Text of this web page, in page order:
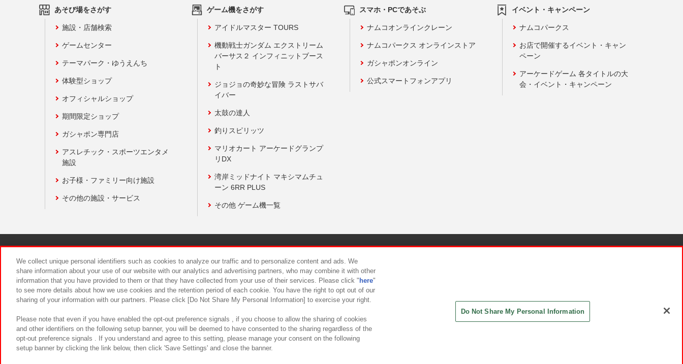
あそび場をさがす
施設・店舗検索
ゲームセンター
テーマパーク・ゆうえんち
体験型ショップ
オフィシャルショップ
期間限定ショップ
ガシャポン専門店
アスレチック・スポーツエンタメ
施設
お子様・ファミリー向け施設
その他の施設・サービス
ゲーム機をさがす
アイドルマスター TOURS
機動戦士ガンダム エクストリーム
バーサス２ インフィニットブース
ト
ジョジョの奇妙な冒険 ラストサバ
イバー
太鼓の達人
釣りスピリッツ
マリオカート アーケードグランプ
リDX
湾岸ミッドナイト マキシマムチュ
ーン 6RR PLUS
その他 ゲーム機一覧
スマホ・PCであそぶ
ナムコオンラインクレーン
ナムコパークス オンラインストア
ガシャポンオンライン
公式スマートフォンアプリ
イベント・キャンペーン
ナムコパークス
お店で開催するイベント・キャン
ペーン
アーケードゲーム 各タイトルの大
会・イベント・キャンペーン
食品のご提供について カスタマーハラスメント対応方針
We collect unique personal identifiers such as cookies to analyze our traffic and to personalize content and ads. We
share information about your use of our website with our analytics and advertising partners, who may combine it with other
information that you have provided to them or that they have collected from your use of their services. Please click " here"
to see more details about how we use cookies and the retention period of each cookie. You have the right to opt out of our
sharing of your information with our partners. Please click [Do Not Share My Personal Information] to exercise your right.
Please note that even if you have enabled the opt-out preference signals , if you choose to allow the sharing of cookies
and other identifiers on the following setup banner, you will be deemed to have consented to the sharing regardless of the
opt-out preference signals . If you understand and agree to this setting, please manage your consent on the following
setup banner by clicking the link below, then click 'Save Settings' and close the banner.
Do Not Share My Personal Information